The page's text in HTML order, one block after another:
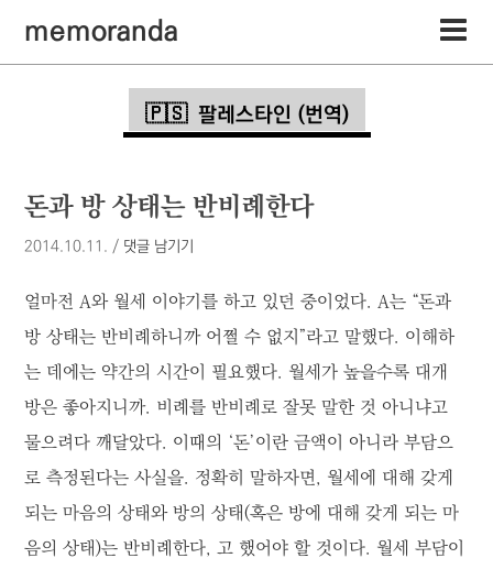
memoranda
팔레스타인 (번역)
돈과 방 상태는 반비례한다
2014.10.11. / 댓글 남기기
얼마전 A와 월세 이야기를 하고 있던 중이었다. A는 “돈과
방 상태는 반비례하니까 어쩔 수 없지”라고 말했다. 이해하
는 데에는 약간의 시간이 필요했다. 월세가 높을수록 대개
방은 좋아지니까. 비례를 반비례로 잘못 말한 것 아니냐고
물으려다 깨달았다. 이때의 ‘돈’이란 금액이 아니라 부담으
로 측정된다는 사실을. 정확히 말하자면, 월세에 대해 갖게
되는 마음의 상태와 방의 상태(혹은 방에 대해 갖게 되는 마
음의 상태)는 반비례한다, 고 했어야 할 것이다. 월세 부담이